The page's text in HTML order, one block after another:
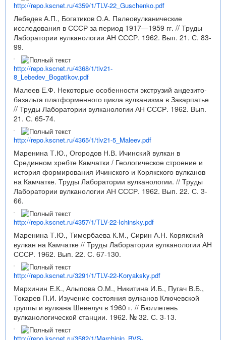
http://repo.kscnet.ru/4359/1/TLV-22_Guschenko.pdf
Лебедев А.П., Богатиков О.А. Палеовулканические
исследования в СССР за период 1917—1959 гг. // Труды
Лаборатории вулканологии АН СССР. 1962. Вып. 21. С. 83-
99.
http://repo.kscnet.ru/4368/1/tlv21-
8_Lebedev_Bogatikov.pdf
Малеев Е.Ф. Некоторые особенности экструзий андезито-
базальта платформенного цикла вулканизма в Закарпатье
// Труды Лаборатории вулканологии АН СССР. 1962. Вып.
21. С. 65-74.
http://repo.kscnet.ru/4365/1/tlv21-5_Maleev.pdf
Маренина Т.Ю., Огородов Н.В. Ичинский вулкан в
Срединном хребте Камчатки / Геологическое строение и
история формирования Ичинского и Корякского вулканов
на Камчатке. Труды Лаборатории вулканологии. // Труды
Лаборатории вулканологии АН СССР. 1962. Вып. 22. С. 3-
66.
http://repo.kscnet.ru/4357/1/TLV-22-Ichinsky.pdf
Маренина Т.Ю., Тимербаева К.М., Сирин А.Н. Корякский
вулкан на Камчатке // Труды Лаборатории вулканологии АН
СССР. 1962. Вып. 22. С. 67-130.
http://repo.kscnet.ru/3291/1/TLV-22-Koryaksky.pdf
Мархинин Е.К., Алыпова О.М., Никитина И.Б., Пугач В.Б.,
Токарев П.И. Изучение состояния вулканов Ключевской
группы и вулкана Шевелуч в 1960 г. // Бюллетень
вулканологической станции. 1962. № 32. С. 3-13.